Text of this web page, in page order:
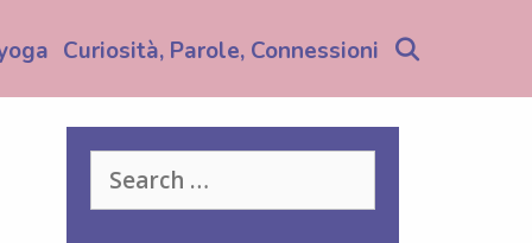
Curiosità, Parole, Connessioni
for: